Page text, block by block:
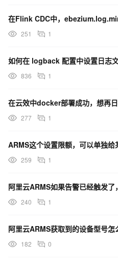
在Flink CDC中，
251 1
如何在 logback 配置中设置日志
836 1
277 1
ARMS这个设置限额，可以单独给
259 1
240 1
阿里云ARMS获取到的设备型号怎
182 0